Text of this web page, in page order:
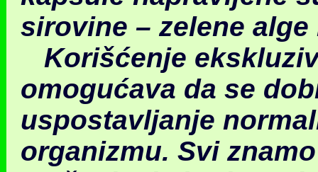
sirovine – zelene alge
Korišćenje
omogućava da se
uspostavljanje
organizmu. Svi